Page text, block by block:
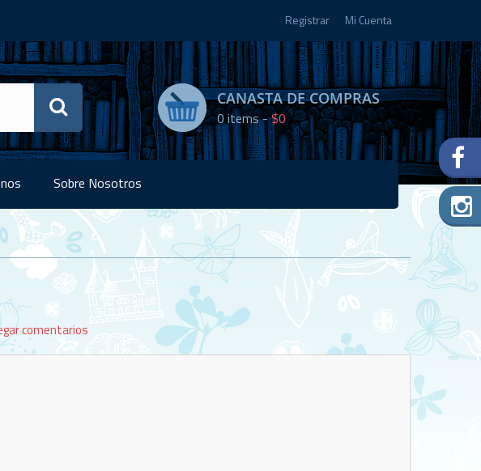
Registrar Mi Cuenta
CANASTA DE COMPRAS
0items -$0
Sobre Nosotros
comentarios